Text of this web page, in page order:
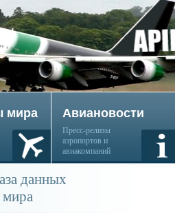
мира Авиановости
Пресс-релизы
аэропортов и
авиакомпаний
данных
мира